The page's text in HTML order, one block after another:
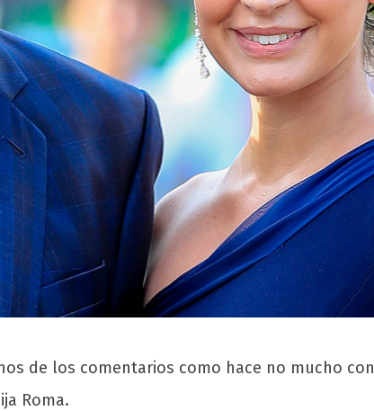
de los comentarios como hace no mucho con
Roma.